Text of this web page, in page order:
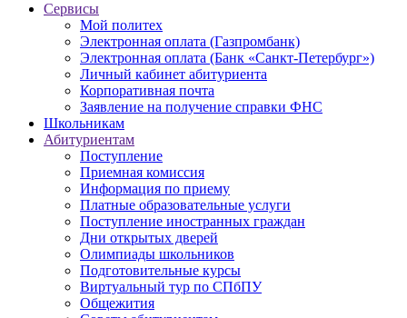
Сервисы
Мой политех
Электронная оплата (Газпромбанк)
Электронная оплата (Банк «Санкт-Петербург»)
Личный кабинет абитуриента
Корпоративная почта
Заявление на получение справки ФНС
Школьникам
Абитуриентам
Поступление
Приемная комиссия
Информация по приему
Платные образовательные услуги
Поступление иностранных граждан
Дни открытых дверей
Олимпиады школьников
Подготовительные курсы
Виртуальный тур по СПбПУ
Общежития